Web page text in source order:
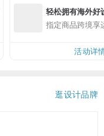
轻松拥有海外好
指定商品跨境享
活动详
逛设计品牌